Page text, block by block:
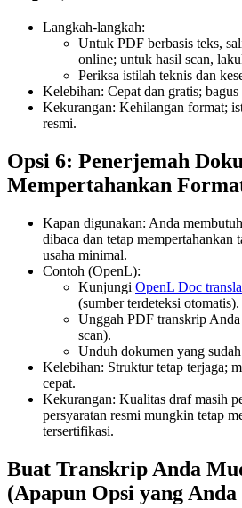
Langkah-langkah:
Untuk PDF berbasis teks,
online; untuk hasil scan,
Periksa istilah teknis dan
Kelebihan: Cepat dan gratis;
Kekurangan: Kehilangan format;
resmi.
Opsi 6: Penerjemah
Mempertahankan
Kapan digunakan: Anda
dibaca dan tetap mempertahankan
usaha minimal.
Contoh (OpenL):
Kunjungi OpenL Doc
(sumber terdeteksi otomatis).
Unggah PDF transkrip Anda
scan).
Unduh dokumen yang
Kelebihan: Struktur tetap terjaga;
cepat.
Kekurangan: Kualitas draf masih
persyaratan resmi mungkin tetap
tersertifikasi.
Buat Transkrip Anda
(Apapun Opsi yang